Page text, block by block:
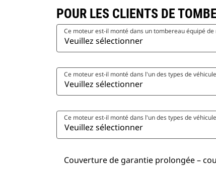
POUR LES CLIENTS DE
Ce moteur est-il monté dans un tombereau équipé
Ce moteur est-il monté dans l'un des types de
Ce moteur est-il monté dans l'un des types de
Couverture de garantie prolongée –